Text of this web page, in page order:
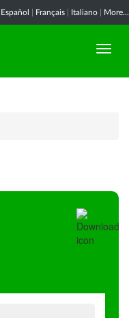
Español Français Italiano More...